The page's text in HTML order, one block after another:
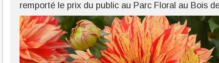
remporté le prix du public au Parc Floral au Bois